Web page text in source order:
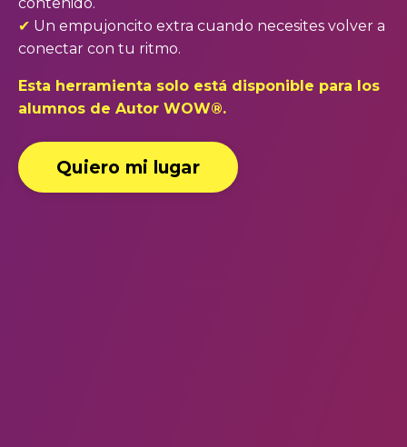
✔︎ Un empujoncito extra cuando necesites volver a
conectar con tu ritmo.
Esta herramienta solo está disponible para los
alumnos de Autor WOW®.
Quiero mi lugar